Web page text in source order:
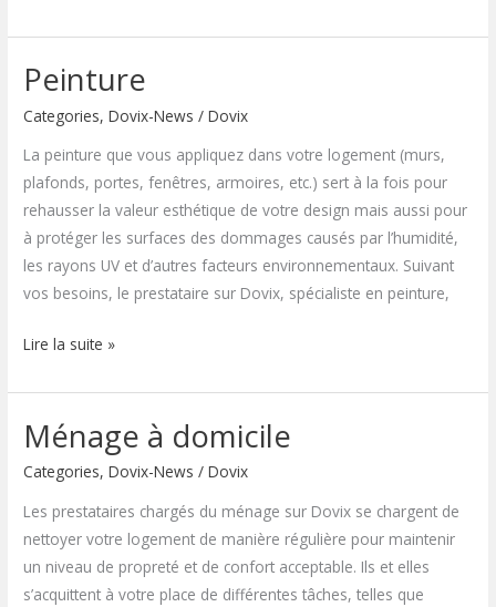
Peinture
Categories,Dovix-News /Dovix
La peinture que vous appliquez dans votre logement (murs,
plafonds, portes, fenêtres, armoires, etc.) sert à la fois pour
rehausser la valeur esthétique de votre design mais aussi pour
à protéger les surfaces des dommages causés par l’humidité,
les rayons UV et d’autres facteurs environnementaux. Suivant
vos besoins, le prestataire sur Dovix, spécialiste en peinture,
Peinture
Lire la suite »
Ménage à domicile
Categories,Dovix-News /Dovix
Les prestataires chargés du ménage sur Dovix se chargent de
nettoyer votre logement de manière régulière pour maintenir
un niveau de propreté et de confort acceptable. Ils et elles
s’acquittent à votre place de différentes tâches, telles que
Ménage
domicile